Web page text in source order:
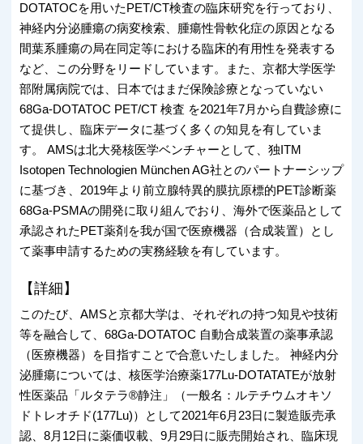
DOTATOCを用いたPET/CT検査の臨床研究を行っており、
神経内分泌腫瘍の病変検索、腫瘍性骨軟化症の原因となる
間葉系腫瘍の局在同定等における臨床的有用性を発表する
など、この分野をリードしています。また、京都大学医学
部附属病院では、日本ではまだ保険診療となっていない
68Ga-DOTATOC PET/CT 検査 を2021年7月から自費診療に
て提供し、臨床データに基づく多くの知見を有していま
す。 AMSは北大発核医学ベンチャーとして、独ITM
Isotopen Technologien München AG社とのパートナーシップ
に基づき、2019年より前立腺特異的膜抗原標的PET診断薬
68Ga-PSMAの開発に取り組んでおり、海外で医薬品として
承認されたPET薬剤を我が国で医療機器（合成装置）とし
て薬事申請するための実務経験を有しています。
【詳細】
このたび、AMSと京都大学は、それぞれの持つ知見や技術
等を融合して、68Ga-DOTATOC 自動合成装置の薬事承認
（医療機器）を目指すことで合意いたしました。 神経内分
泌腫瘍については、核医学治療薬177Lu-DOTATATEが放射
性医薬品「ルタテラ®静注」（一般名：ルテチウムオキソ
ドトレオチド(177Lu)）として2021年6月23日に製造販売承
認、8月12日に薬価収載、9月29日に販売開始され、臨床現